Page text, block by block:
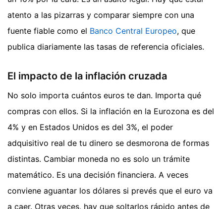
atento a las pizarras y comparar siempre con una
fuente fiable como el Banco Central Europeo, que
publica diariamente las tasas de referencia oficiales.
El impacto de la inflación cruzada
No solo importa cuántos euros te dan. Importa qué
compras con ellos. Si la inflación en la Eurozona es del
4% y en Estados Unidos es del 3%, el poder
adquisitivo real de tu dinero se desmorona de formas
distintas. Cambiar moneda no es solo un trámite
matemático. Es una decisión financiera. A veces
conviene aguantar los dólares si prevés que el euro va
a caer. Otras veces, hay que soltarlos rápido antes de